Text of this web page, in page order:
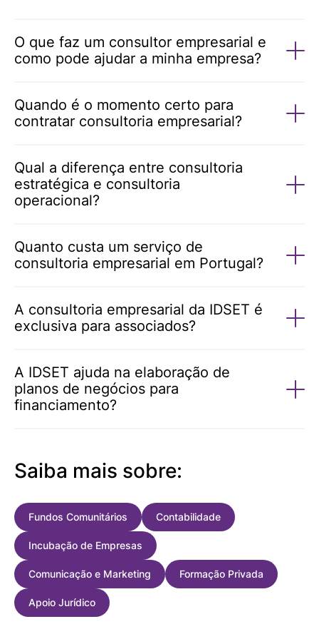
O que faz um consultor empresarial e
como pode ajudar a minha empresa?
Quando é o momento certo para
contratar consultoria empresarial?
Qual a diferença entre consultoria
estratégica e consultoria
operacional?
Quanto custa um serviço de
consultoria empresarial em Portugal?
A consultoria empresarial da IDSET é
exclusiva para associados?
A IDSET ajuda na elaboração de
planos de negócios para
financiamento?
Saiba mais sobre:
Fundos Comunitários Contabilidade
Incubação de Empresas
Comunicação e Marketing Formação Privada
Apoio Jurídico